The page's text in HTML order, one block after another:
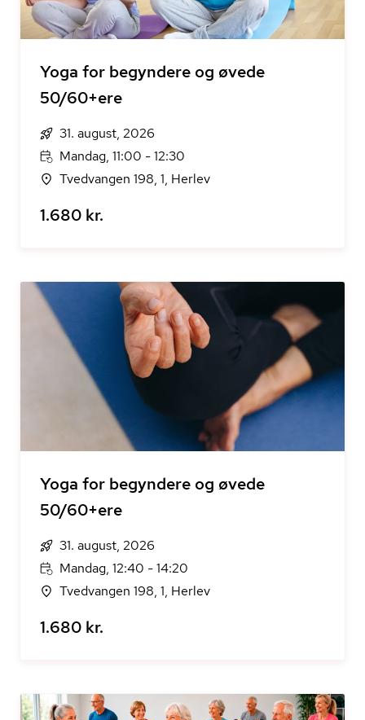
Yoga for begyndere og øvede
50/60+ere
31. august, 2026
Mandag, 11:00 - 12:30
Tvedvangen 198, 1, Herlev
1.680 kr.
Yoga for begyndere og øvede
50/60+ere
31. august, 2026
Mandag, 12:40 - 14:20
Tvedvangen 198, 1, Herlev
1.680 kr.